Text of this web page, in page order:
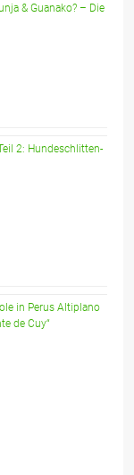
& Guanako? – Die
2: Hundeschlitten-
in Perus Altiplano
de Cuy“